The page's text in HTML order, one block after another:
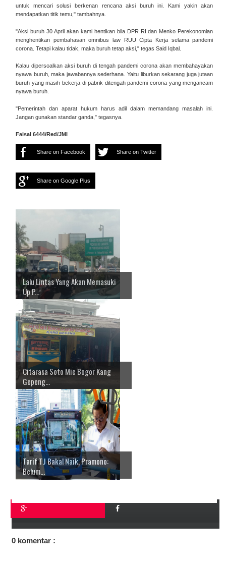
untuk mencari solusi berkenan rencana aksi buruh ini. Kami yakin akan
mendapatkan titik temu," tambahnya.
"Aksi buruh 30 April akan kami hentikan bila DPR RI dan Menko Perekonomian
menghentikan pembahasan omnibus law RUU Cipta Kerja selama pandemi
corona. Tetapi kalau tidak, maka buruh tetap aksi," tegas Said Iqbal.
Kalau dipersoalkan aksi buruh di tengah pandemi corona akan membahayakan
nyawa buruh, maka jawabannya sederhana. Yaitu liburkan sekarang juga jutaan
buruh yang masih bekerja di pabrik ditengah pandemi corona yang mengancam
nyawa buruh.
"Pemerintah dan aparat hukum harus adil dalam memandang masalah ini.
Jangan gunakan standar ganda," tegasnya.
Faisal 6444/Red/JMI
Share on Facebook Share on Twitter
Share on Google Plus
Lalu Lintas Yang Akan Memasuki
Up P...
Citarasa Soto Mie Bogor Kang
Gepeng...
Tarif TJ Bakal Naik, Pramono:
Belum...
0 komentar :